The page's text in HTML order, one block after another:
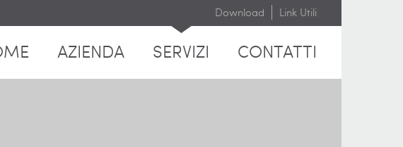
Download Link Utili
AZIENDA SERVIZI CONTATTI